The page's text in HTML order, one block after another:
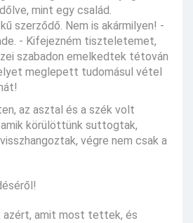
mint egy család.
szerződő. Nem is akármilyen! -
- Kifejezném tiszteletemet,
szabadon emelkedtek tétován
meglepett tudomásul vétel
az asztal és a szék volt
amik körülöttünk suttogtak,
végre nem csak a
azért, amit most tettek, és